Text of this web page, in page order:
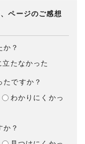
ページのご感想
か？
立たなかった
たですか？
わかりにくかっ
か？